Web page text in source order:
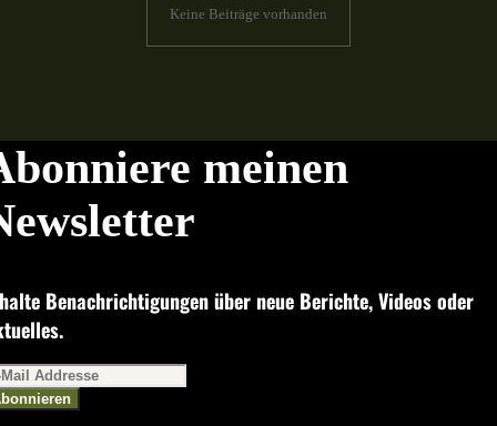
Keine Beiträge vorhanden
meinen
Benachrichtigungen über neue Berichte, Videos oder